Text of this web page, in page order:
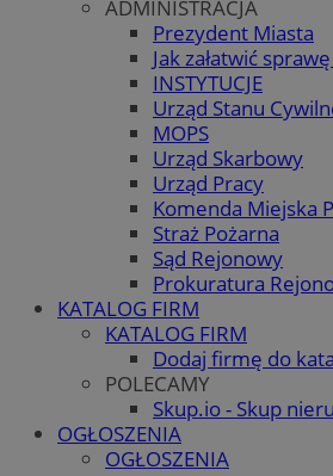
ADMINISTRACJA
Prezydent Miasta
Jak załatwić
INSTYTUCJE
Urząd Stanu
MOPS
Urząd Skarbowy
Urząd Pracy
Komenda Miejska
Straż Pożarna
Sąd Rejonowy
Prokuratura
KATALOG FIRM
KATALOG FIRM
Dodaj firmę do
POLECAMY
Skup.io - Skup
OGŁOSZENIA
OGŁOSZENIA